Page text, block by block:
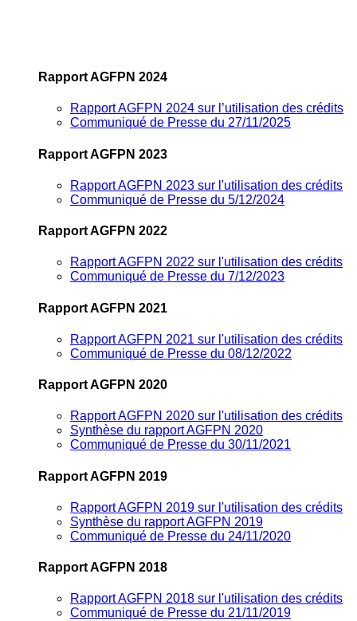
Rapport AGFPN 2024
Rapport AGFPN 2024 sur l’utilisation des crédits
Communiqué de Presse du 27/11/2025
Rapport AGFPN 2023
Rapport AGFPN 2023 sur l'utilisation des crédits
Communiqué de Presse du 5/12/2024
Rapport AGFPN 2022
Rapport AGFPN 2022 sur l'utilisation des crédits
Communiqué de Presse du 7/12/2023
Rapport AGFPN 2021
Rapport AGFPN 2021 sur l'utilisation des crédits
Communiqué de Presse du 08/12/2022
Rapport AGFPN 2020
Rapport AGFPN 2020 sur l'utilisation des crédits
Synthèse du rapport AGFPN 2020
Communiqué de Presse du 30/11/2021
Rapport AGFPN 2019
Rapport AGFPN 2019 sur l'utilisation des crédits
Synthèse du rapport AGFPN 2019
Communiqué de Presse du 24/11/2020
Rapport AGFPN 2018
Rapport AGFPN 2018 sur l'utilisation des crédits
Communiqué de Presse du 21/11/2019